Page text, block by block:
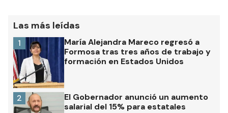
Las más leídas
María Alejandra Mareco regresó a
Formosa tras tres años de trabajo y
formación en Estados Unidos
1
El Gobernador anunció un aumento
salarial del 15% para estatales
2